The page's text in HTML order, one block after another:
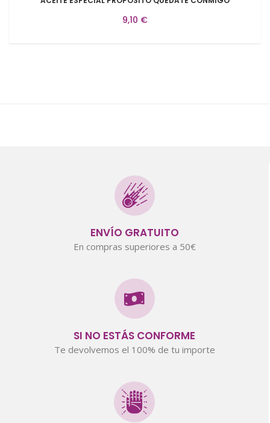
9,10 €
ENVÍO GRATUITO
En compras superiores a 50€
SI NO ESTÁS CONFORME
Te devolvemos el 100% de tu importe